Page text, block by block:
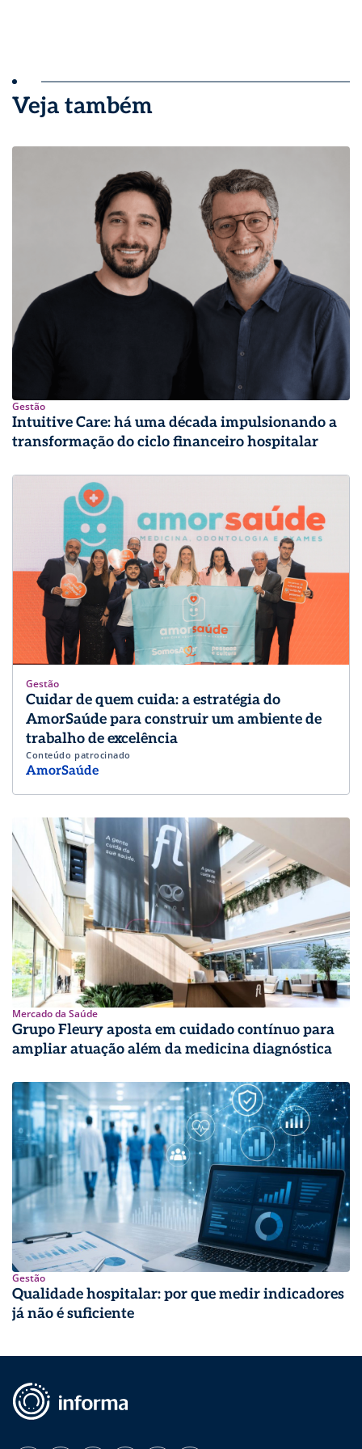
Veja também
Gestão
Intuitive Care: há uma década impulsionando a
transformação do ciclo financeiro hospitalar
Gestão
Cuidar de quem cuida: a estratégia do
AmorSaúde para construir um ambiente de
trabalho de excelência
Conteúdo patrocinado
AmorSaúde
Mercado da Saúde
Grupo Fleury aposta em cuidado contínuo para
ampliar atuação além da medicina diagnóstica
Gestão
Qualidade hospitalar: por que medir indicadores
já não é suficiente